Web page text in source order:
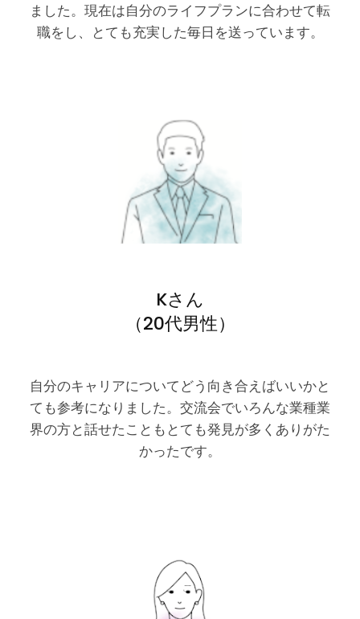
ました。現在は自分のライフプランに合わせて転
職をし、とても充実した毎日を送っています。
Kさん
（20代男性）
自分のキャリアについてどう向き合えばいいかと
ても参考になりました。交流会でいろんな業種業
界の方と話せたこともとても発見が多くありがた
かったです。